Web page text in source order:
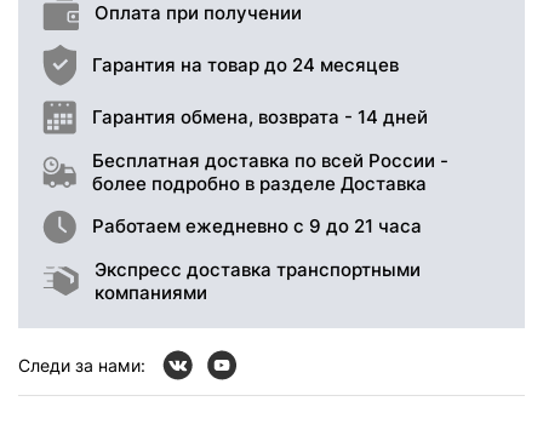
Оплата при получении
Гарантия на товар до 24 месяцев
Гарантия обмена, возврата - 14 дней
Бесплатная доставка по всей России -
более подробно в разделе Доставка
Работаем ежедневно с 9 до 21 часа
Экспресс доставка транспортными
компаниями
Следи за нами: